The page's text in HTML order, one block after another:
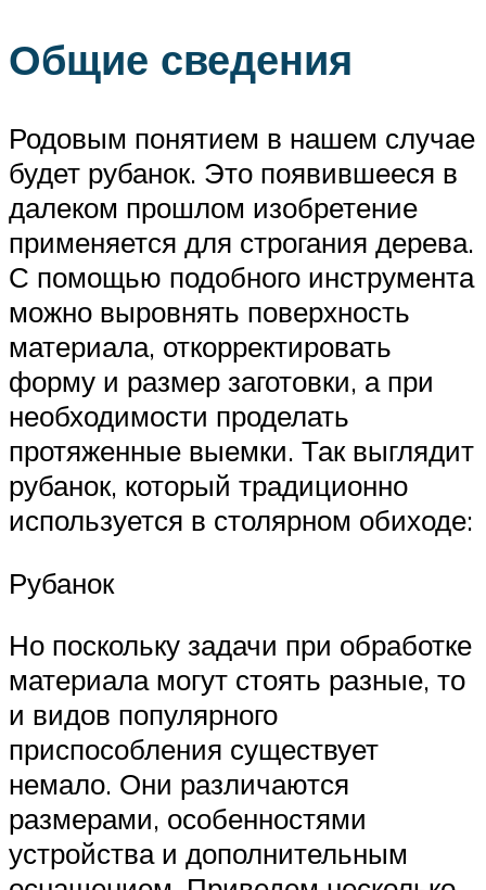
Общие сведения
Родовым понятием в нашем случае
будет рубанок. Это появившееся в
далеком прошлом изобретение
применяется для строгания дерева.
С помощью подобного инструмента
можно выровнять поверхность
материала, откорректировать
форму и размер заготовки, а при
необходимости проделать
протяженные выемки. Так выглядит
рубанок, который традиционно
используется в столярном обиходе:
Рубанок
Но поскольку задачи при обработке
материала могут стоять разные, то
и видов популярного
приспособления существует
немало. Они различаются
размерами, особенностями
устройства и дополнительным